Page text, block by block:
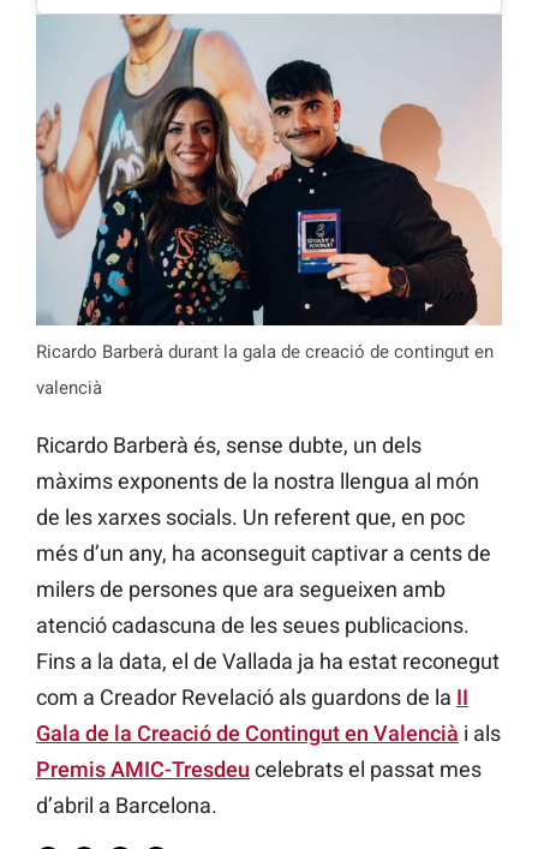
Ricardo Barberà durant la gala de creació de contingut en
valencià
Ricardo Barberà és, sense dubte, un dels
màxims exponents de la nostra llengua al món
de les xarxes socials. Un referent que, en poc
més d’un any, ha aconseguit captivar a cents de
milers de persones que ara segueixen amb
atenció cadascuna de les seues publicacions.
Fins a la data, el de Vallada ja ha estat reconegut
com a Creador Revelació als guardons de la II
Gala de la Creació de Contingut en Valencià i als
Premis AMIC-Tresdeu celebrats el passat mes
d’abril a Barcelona.